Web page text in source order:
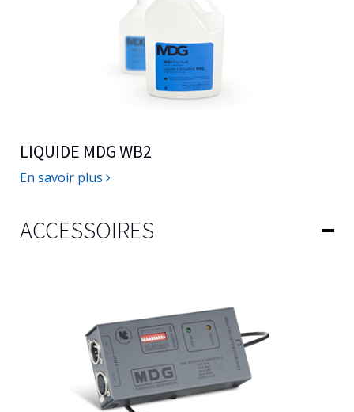
LIQUIDE MDG WB2
En savoir plus
ACCESSOIRES